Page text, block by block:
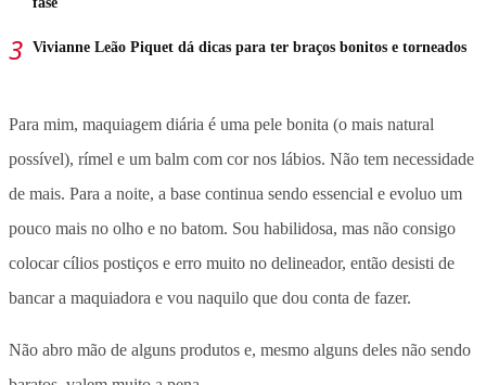
Vivianne Leão Piquet dá dicas para ter braços bonitos e torneados
Para mim, maquiagem diária é uma pele bonita (o mais natural
possível), rímel e um balm com cor nos lábios. Não tem necessidade
de mais. Para a noite, a base continua sendo essencial e evoluo um
pouco mais no olho e no batom. Sou habilidosa, mas não consigo
colocar cílios postiços e erro muito no delineador, então desisti de
bancar a maquiadora e vou naquilo que dou conta de fazer.
Não abro mão de alguns produtos e, mesmo alguns deles não sendo